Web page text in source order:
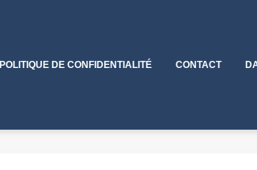
POLITIQUE DE CONFIDENTIALITÉ CONTACT